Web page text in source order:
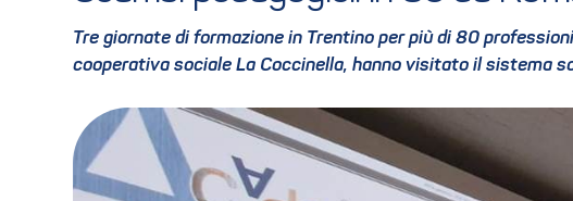
Tre giornate di formazione in Trentino per più di 80
cooperativa sociale La Coccinella, hanno visitato il sistema